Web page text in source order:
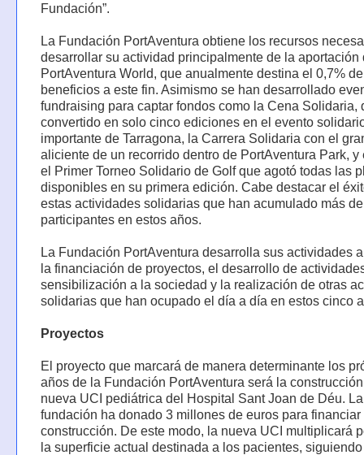
Fundación”.
La Fundación PortAventura obtiene los recursos
desarrollar su actividad principalmente de la aportación
PortAventura World, que anualmente destina el 0,7%
beneficios a este fin. Asimismo se han desarrollado
fundraising para captar fondos como la Cena Solidaria,
convertido en solo cinco ediciones en el evento
importante de Tarragona, la Carrera Solidaria con el
aliciente de un recorrido dentro de PortAventura Park, y
el Primer Torneo Solidario de Golf que agotó todas las
disponibles en su primera edición. Cabe destacar el
estas actividades solidarias que han acumulado más
participantes en estos años.
La Fundación PortAventura desarrolla sus actividades
la financiación de proyectos, el desarrollo de
sensibilización a la sociedad y la realización de otras
solidarias que han ocupado el día a día en estos cinco
Proyectos
El proyecto que marcará de manera determinante los
años de la Fundación PortAventura será la
nueva UCI pediátrica del Hospital Sant Joan de Déu. La
fundación ha donado 3 millones de euros para financiar
construcción. De este modo, la nueva UCI multiplicará
la superficie actual destinada a los pacientes,